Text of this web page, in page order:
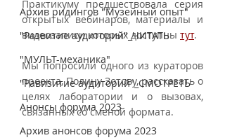
Архив ридингов "Музейный опыт"
"Развитие аудиторий"_ЧИТАТЬ
"МУЛЬТ-механика"
"Равизитие аудиторий"_СМОТРЕТЬ
Анонсы форума 2023
Архив анонсов форума 2023
Практикуму предшествовала серия
открытых вебинаров, материалы и
видеозаписи которых доступны тут.
Мы попросили одного из кураторов
проекта, Полину Зотову, рассказать о
целях лаборатории и о вызовах,
связанных со сменой формата.